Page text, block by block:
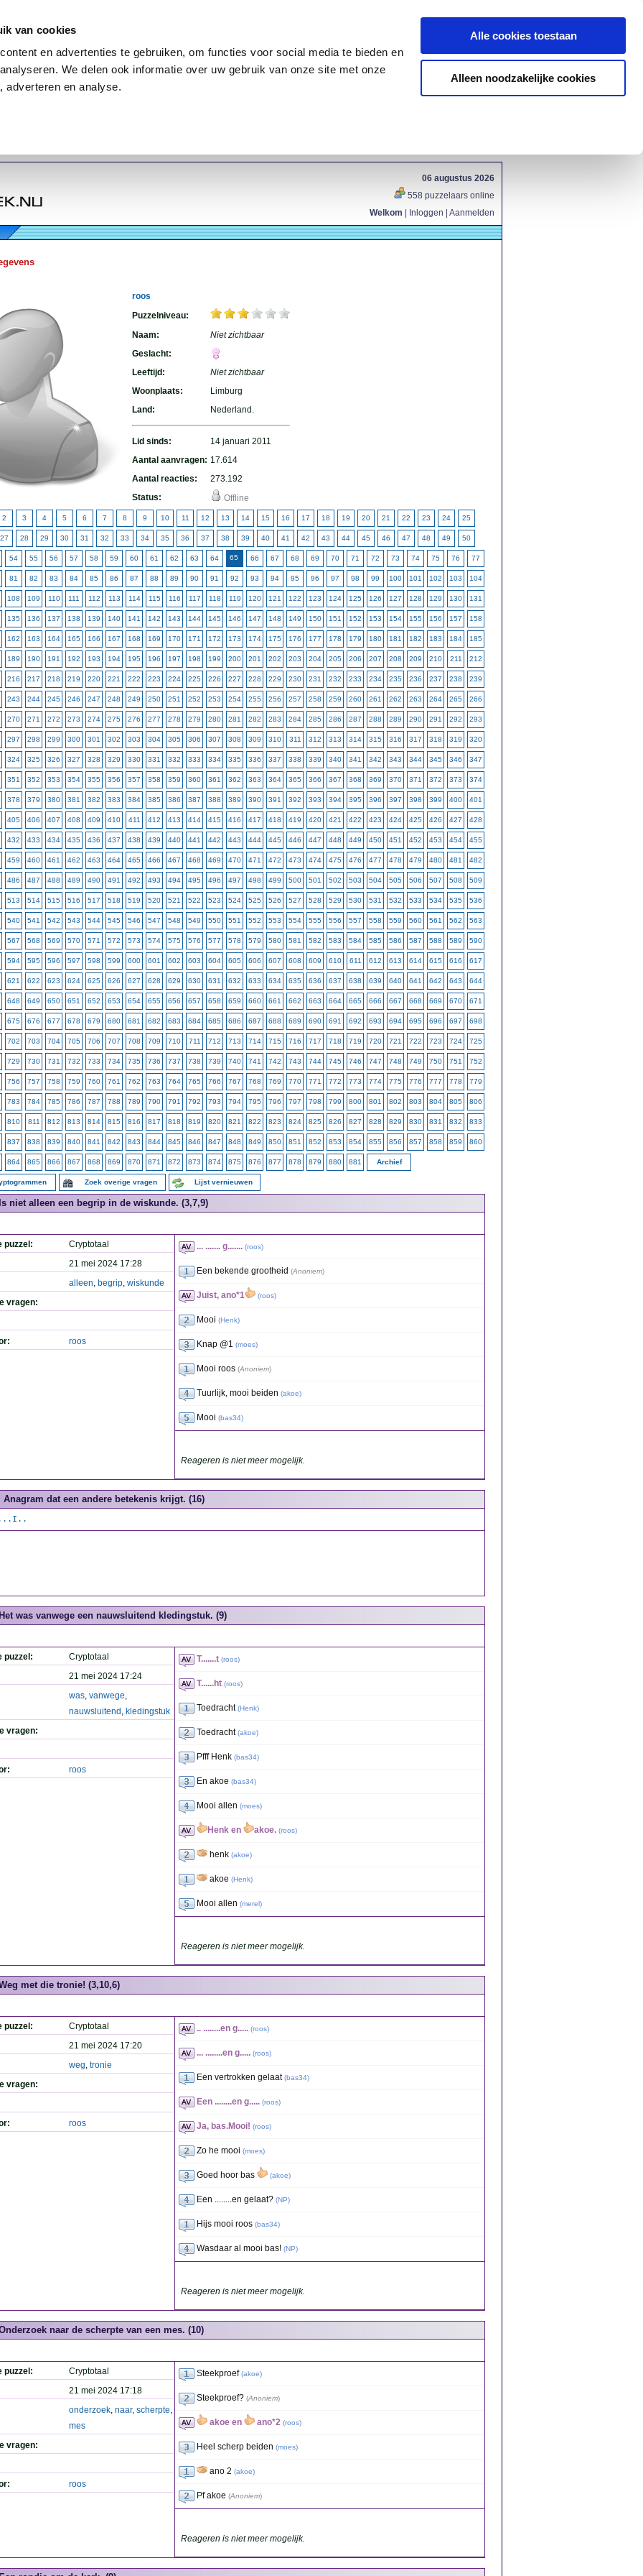
van cookies
en advertenties te gebruiken, om functies voor social media te bieden en
We delen ook informatie over uw gebruik van onze site met onze
adverteren en analyse.
Alle cookies toestaan
Alleen noodzakelijke cookies
06 augustus 2026
558 puzzelaars online
Welkom
Inloggen Aanmelden
roos
Puzzelniveau:
Naam:
Niet zichtbaar
Geslacht:
Leeftijd:
Niet zichtbaar
Woonplaats:
Limburg
Land:
Nederland.
Lid sinds:
14 januari 2011
Aantal aanvragen: 17.614
Aantal reacties:
273.192
Status:
Offline
2 3 4 5 6 7 8 9 10 11 12 13 14 15 16 17 18 19 20 21 22 23 24 25
27 28 29 30 31 32 33 34 35 36 37 38 39 40 41 42 43 44 45 46 47 48 49 50
54 55 56 57 58 59 60 61 62 63 64 65 66 67 68 69 70 71 72 73 74 75 76 77
81 82 83 84 85 86 87 88 89 90 91 92 93 94 95 96 97 98 99 100 101 102 103 104
108 109 110 111 112 113 114 115 116 117 118 119 120 121 122 123 124 125 126 127 128 129 130 131
135 136 137 138 139 140 141 142 143 144 145 146 147 148 149 150 151 152 153 154 155 156 157 158
162 163 164 165 166 167 168 169 170 171 172 173 174 175 176 177 178 179 180 181 182 183 184 185
189 190 191 192 193 194 195 196 197 198 199 200 201 202 203 204 205 206 207 208 209 210 211 212
216 217 218 219 220 221 222 223 224 225 226 227 228 229 230 231 232 233 234 235 236 237 238 239
243 244 245 246 247 248 249 250 251 252 253 254 255 256 257 258 259 260 261 262 263 264 265 266
270 271 272 273 274 275 276 277 278 279 280 281 282 283 284 285 286 287 288 289 290 291 292 293
297 298 299 300 301 302 303 304 305 306 307 308 309 310 311 312 313 314 315 316 317 318 319 320
324 325 326 327 328 329 330 331 332 333 334 335 336 337 338 339 340 341 342 343 344 345 346 347
351 352 353 354 355 356 357 358 359 360 361 362 363 364 365 366 367 368 369 370 371 372 373 374
378 379 380 381 382 383 384 385 386 387 388 389 390 391 392 393 394 395 396 397 398 399 400 401
405 406 407 408 409 410 411 412 413 414 415 416 417 418 419 420 421 422 423 424 425 426 427 428
432 433 434 435 436 437 438 439 440 441 442 443 444 445 446 447 448 449 450 451 452 453 454 455
459 460 461 462 463 464 465 466 467 468 469 470 471 472 473 474 475 476 477 478 479 480 481 482
486 487 488 489 490 491 492 493 494 495 496 497 498 499 500 501 502 503 504 505 506 507 508 509
513 514 515 516 517 518 519 520 521 522 523 524 525 526 527 528 529 530 531 532 533 534 535 536
540 541 542 543 544 545 546 547 548 549 550 551 552 553 554 555 556 557 558 559 560 561 562 563
567 568 569 570 571 572 573 574 575 576 577 578 579 580 581 582 583 584 585 586 587 588 589 590
594 595 596 597 598 599 600 601 602 603 604 605 606 607 608 609 610 611 612 613 614 615 616 617
621 622 623 624 625 626 627 628 629 630 631 632 633 634 635 636 637 638 639 640 641 642 643 644
648 649 650 651 652 653 654 655 656 657 658 659 660 661 662 663 664 665 666 667 668 669 670 671
675 676 677 678 679 680 681 682 683 684 685 686 687 688 689 690 691 692 693 694 695 696 697 698
702 703 704 705 706 707 708 709 710 711 712 713 714 715 716 717 718 719 720 721 722 723 724 725
729 730 731 732 733 734 735 736 737 738 739 740 741 742 743 744 745 746 747 748 749 750 751 752
756 757 758 759 760 761 762 763 764 765 766 767 768 769 770 771 772 773 774 775 776 777 778 779
783 784 785 786 787 788 789 790 791 792 793 794 795 796 797 798 799 800 801 802 803 804 805 806
810 811 812 813 814 815 816 817 818 819 820 821 822 823 824 825 826 827 828 829 830 831 832 833
837 838 839 840 841 842 843 844 845 846 847 848 849 850 851 852 853 854 855 856 857 858 859 860
864 865 866 867 868 869 870 871 872 873 874 875 876 877 878 879 880 881 Archief
Zoek overige vragen Lijst vernieuwen
niet alleen een begrip in de wiskunde. (3,7,9)
puzzel:
Cryptotaal
21 mei 2024 17:28
alleen, begrip, wiskunde
vragen:
roos
... ....... g....... (roos)
Een bekende grootheid (Anoniem)
Juist, ano*1 (roos)
Mooi (Henk)
Knap @1 (moes)
Mooi roos (Anoniem)
Tuurlijk, mooi beiden (akoe)
Mooi (bas34)
Reageren is niet meer mogelijk.
Anagram dat een andere betekenis krijgt. (16)
was vanwege een nauwsluitend kledingstuk. (9)
puzzel:
Cryptotaal
21 mei 2024 17:24
was, vanwege,
nauwsluitend , kledingstuk
vragen:
roos
T.......t (roos)
T......ht (roos)
Toedracht (Henk)
Toedracht (akoe)
Pfff Henk (bas34)
En akoe (bas34)
Mooi allen (moes)
Henk en akoe. (roos)
henk (akoe)
akoe (Henk)
Mooi allen (merel)
Reageren is niet meer mogelijk.
met die tronie! (3,10,6)
puzzel:
Cryptotaal
21 mei 2024 17:20
weg, tronie
vragen:
roos
.. ........en g..... (roos)
... ........en g..... (roos)
Een vertrokken gelaat (bas34)
Een ........en g..... (roos)
Ja, bas.Mooi! (roos)
Zo he mooi (moes)
Goed hoor bas (akoe)
Een ........en gelaat? (NP)
Hijs mooi roos (bas34)
Wasdaar al mooi bas! (NP)
Reageren is niet meer mogelijk.
naar de scherpte van een mes. (10)
puzzel:
Cryptotaal
21 mei 2024 17:18
onderzoek, naar, scherpte,
mes
vragen:
roos
Steekproef (akoe)
Steekproef? (Anoniem)
akoe en ano*2 (roos)
Heel scherp beiden (moes)
ano 2 (akoe)
Pf akoe (Anoniem)
Reageren is niet meer mogelijk.